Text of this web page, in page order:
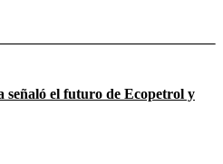
señaló el futuro de Ecopetrol y